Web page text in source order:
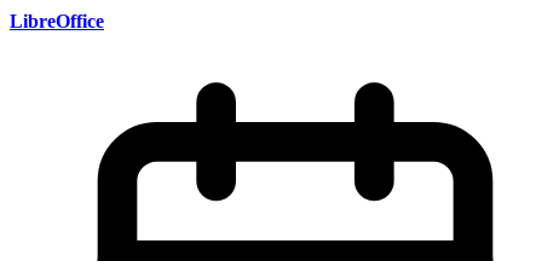
LibreOffice